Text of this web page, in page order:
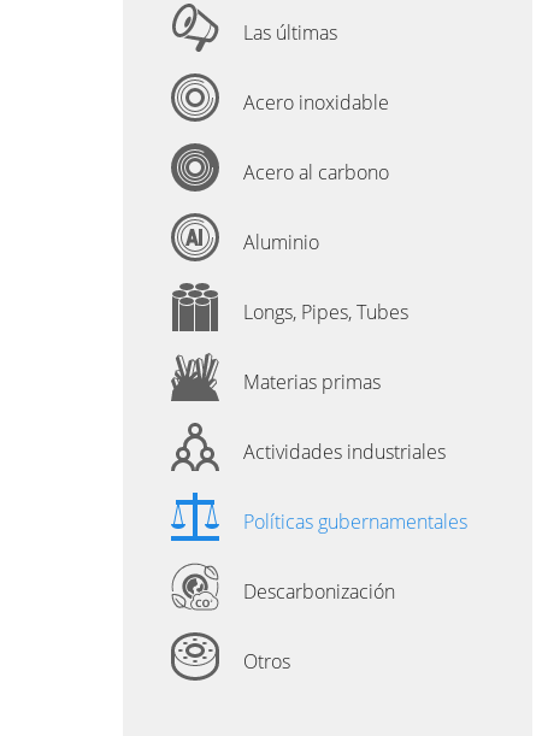
Las últimas
Acero inoxidable
Acero al carbono
Aluminio
Longs, Pipes, Tubes
Materias primas
Actividades industriales
Políticas gubernamentales
Descarbonización
Otros